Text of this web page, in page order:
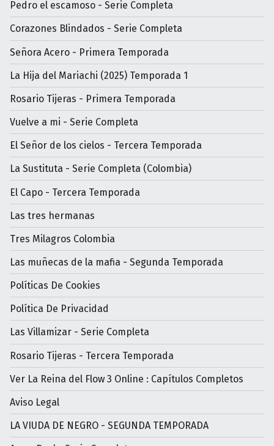
Pedro el escamoso - Serie Completa
Corazones Blindados - Serie Completa
Señora Acero - Primera Temporada
La Hija del Mariachi (2025) Temporada 1
Rosario Tijeras - Primera Temporada
Vuelve a mi - Serie Completa
El Señor de los cielos - Tercera Temporada
La Sustituta - Serie Completa (Colombia)
El Capo - Tercera Temporada
Las tres hermanas
Tres Milagros Colombia
Las muñecas de la mafia - Segunda Temporada
Políticas De Cookies
Política De Privacidad
Las Villamizar - Serie Completa
Rosario Tijeras - Tercera Temporada
Ver La Reina del Flow 3 Online : Capítulos Completos
Aviso Legal
LA VIUDA DE NEGRO - SEGUNDA TEMPORADA